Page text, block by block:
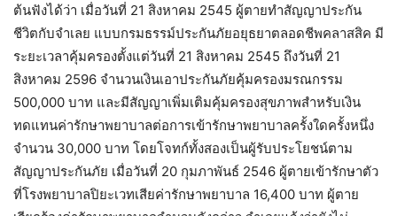
ต้นฟังได้ว่า เมื่อวันที่ 21 สิงหาคม 2545 ผู้ตายทำสัญญาประกัน
ชีวิตกับจำเลย แบบกรมธรรม์ประกันภัยอยุธยาตลอดชีพคลาสสิค มี
ระยะเวลาคุ้มครองตั้งแต่วันที่ 21 สิงหาคม 2545 ถึงวันที่ 21
สิงหาคม 2596 จำนวนเงินเอาประกันภัยคุ้มครองมรณกรรม
500,000 บาท และมีสัญญาเพิ่มเติมคุ้มครองสุขภาพสำหรับเงิน
ทดแทนค่ารักษาพยาบาลต่อการเข้ารักษาพยาบาลครั้งใดครั้งหนึ่ง
จำนวน 30,000 บาท โดยโจทก์ทั้งสองเป็นผู้รับประโยชน์ตาม
สัญญาประกันภัย เมื่อวันที่ 20 กุมภาพันธ์ 2546 ผู้ตายเข้ารักษาตัว
ที่โรงพยาบาลปิยะเวทเสียค่ารักษาพยาบาล 16,400 บาท ผู้ตาย